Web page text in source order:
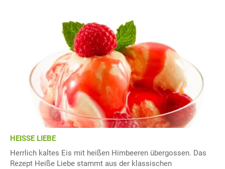
HEISSE LIEBE
Herrlich kaltes Eis mit heißen Himbeeren übergossen. Das
Rezept Heiße Liebe stammt aus der klassischen